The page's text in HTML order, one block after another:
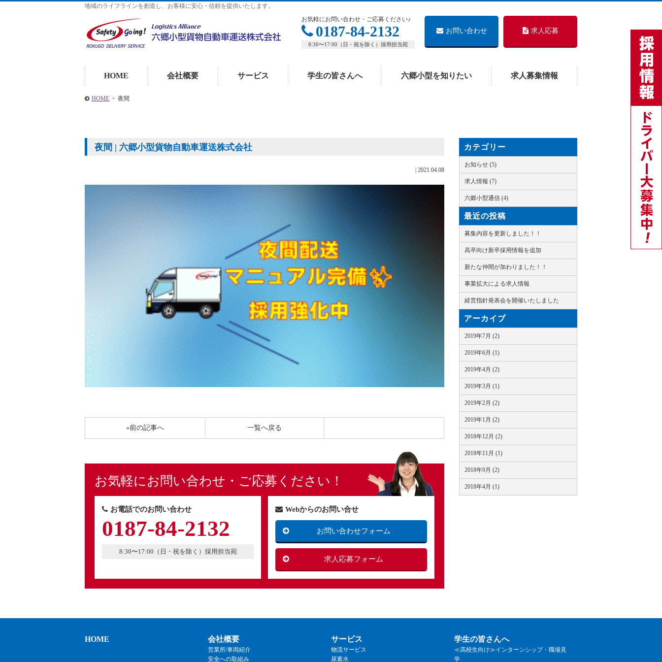
地域のライフラインを創造し、お客様に安心・信頼を提供いたします。
HOME 会社概要 サービス 学生の皆さんへ 六郷小型を知りたい 求人募集情報
お気軽にお問い合わせ・ご応募ください♪
0187-84-2132
8:30〜17:00（日・祝を除く）採用担当宛
お問い合わせ 求人応募
HOME > 夜間
夜間 | 六郷小型貨物自動車運送株式会社
2021.04.08
«前の記事へ 一覧へ戻る
お気軽にお問い合わせ・ご応募ください！
お電話でのお問い合わせ
0187-84-2132
8:30〜17:00（日・祝を除く）採用担当宛
Webからのお問い合せ
お問い合わせフォーム
求人応募フォーム
カテゴリー
お知らせ (5)
求人情報 (7)
六郷小型通信 (4)
最近の投稿
募集内容を更新しました！！
高卒向け新卒採用情報を追加
新たな仲間が加わりました！！
事業拡大による求人情報
経営指針発表会を開催いたしました
アーカイブ
2019年7月 (2)
2019年6月 (1)
2019年4月 (2)
2019年3月 (1)
2019年2月 (2)
2019年1月 (2)
2018年12月 (2)
2018年11月 (1)
2018年9月 (2)
2018年4月 (1)
HOME 会社概要
営業所/車両紹介
安全への取組み
サービス
物流サービス
尿素水
学生の皆さんへ
≪高校生向け≫インターンシップ・職場見
学